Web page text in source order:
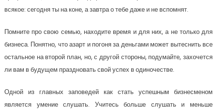
всякое: сегодня ты на коне, а завтра о тебе даже и не вспомнят.
Помните про свою семью, находите время и для них, а не только для
бизнеса. Понятно, что азарт и погоня за деньгами может вытеснить все
остальное на второй план, но, с другой стороны, подумайте, захочется
ли вам в будущем праздновать свой успех в одиночестве.
Одной из главных заповедей как стать успешным бизнесменом
является умение слушать. Учитесь больше слушать и меньше